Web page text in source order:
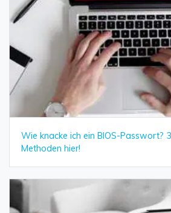
Wie knacke ich ein BIOS-Passwort?
Methoden hier!